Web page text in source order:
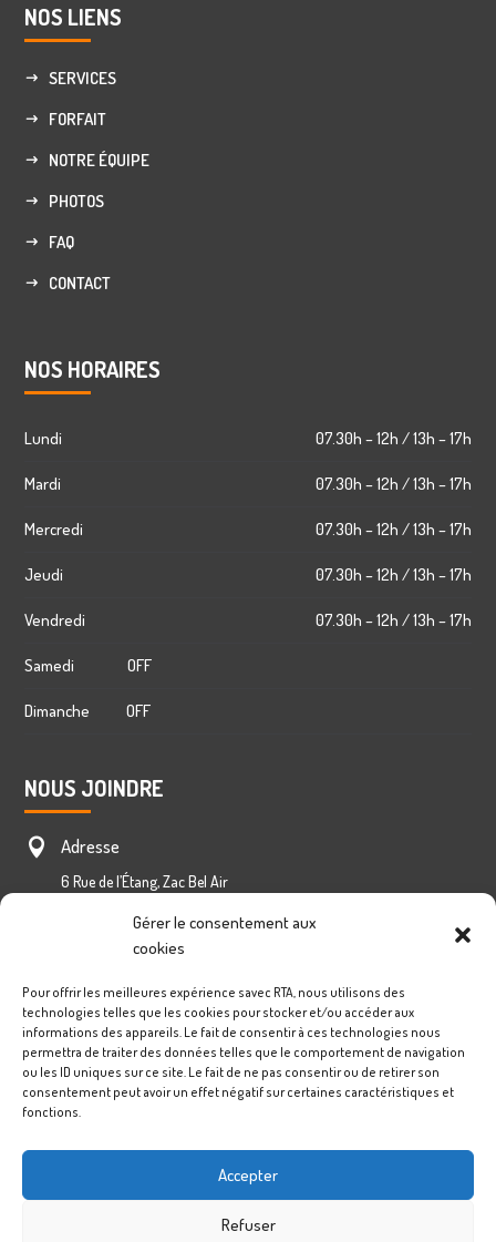
Gérer le consentement aux
cookies
Pour offrir les meilleures expérience savec RTA, nous utilisons des
technologies telles que les cookies pour stocker et/ou accéder aux
informations des appareils. Le fait de consentir à ces technologies nous
permettra de traiter des données telles que le comportement de navigation
ou les ID uniques sur ce site. Le fait de ne pas consentir ou de retirer son
consentement peut avoir un effet négatif sur certaines caractéristiques et
fonctions.
Accepter
Refuser
NOS LIENS
SERVICES
FORFAIT
NOTRE ÉQUIPE
PHOTOS
FAQ
CONTACT
NOS HORAIRES
Lundi 07.30h – 12h / 13h – 17h
Mardi 07.30h – 12h / 13h – 17h
Mercredi 07.30h – 12h / 13h – 17h
Jeudi 07.30h – 12h / 13h – 17h
Vendredi 07.30h – 12h / 13h – 17h
Samedi OFF
Dimanche OFF
NOUS JOINDRE
 Adresse
6 Rue de l’Étang, Zac Bel Air
Nous écrire via formulaire
 Téléphone
0262 260 510
0692 431 125
Mentions légales